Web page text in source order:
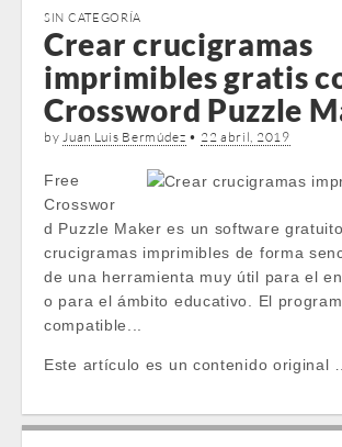
SIN CATEGORÍA
Crear crucigramas
imprimibles gratis
Crossword Puzzle
byJuan Luis Bermúdez • 22 abril, 2019
Free
Crosswor
d Puzzle Maker es un software
crucigramas imprimibles de forma
de una herramienta muy útil para el
o para el ámbito educativo. El
compatible...
Este artículo es un contenido original …